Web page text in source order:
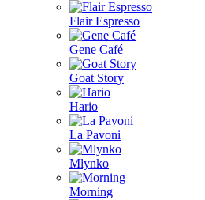
Flair Espresso
Gene Café
Goat Story
Hario
La Pavoni
Mlynko
Morning